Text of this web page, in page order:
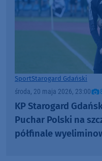
SportStarogard Gdański
środa, 20 maja 2026, 23:00
KP Starogard
Puchar Polski na
półfinale